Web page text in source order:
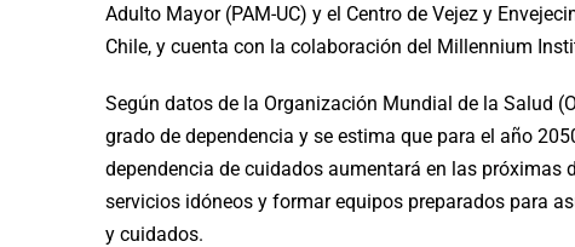
Adulto Mayor (PAM-UC) y el Centro de Vejez y
Chile, y cuenta con la colaboración del Millennium
Según datos de la Organización Mundial de la Salud
grado de dependencia y se estima que para el año
dependencia de cuidados aumentará en las
servicios idóneos y formar equipos preparados para
y cuidados.